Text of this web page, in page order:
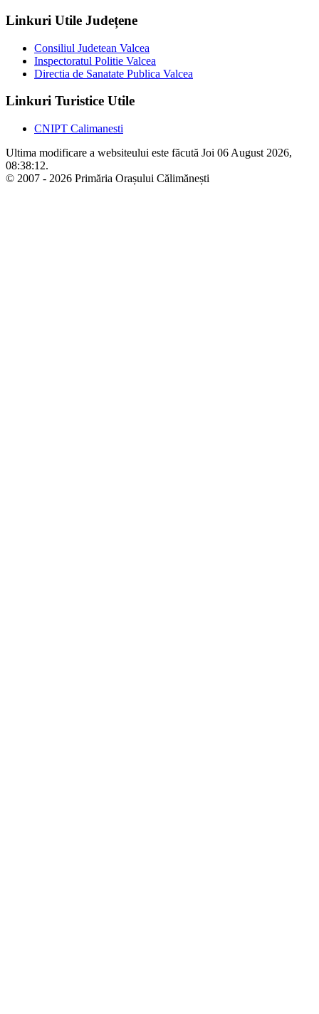
Linkuri Utile Județene
Consiliul Judetean Valcea
Inspectoratul Politie Valcea
Directia de Sanatate Publica Valcea
Linkuri Turistice Utile
CNIPT Calimanesti
Ultima modificare a websiteului este făcută Joi 06 August 2026,
08:38:12.
© 2007 - 2026 Primăria Orașului Călimănești